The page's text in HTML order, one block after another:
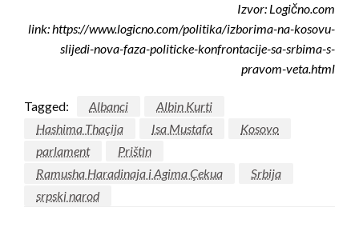
Izvor: Logično.com
link: https://www.logicno.com/politika/izborima-na-kosovu-
slijedi-nova-faza-politicke-konfrontacije-sa-srbima-s-
pravom-veta.html
Tagged: Albanci
Albin Kurti
Hashima Thaçija
Isa Mustafa
Kosovo
parlament
Prištin
Ramusha Haradinaja i Agima Çekua
Srbija
srpski narod